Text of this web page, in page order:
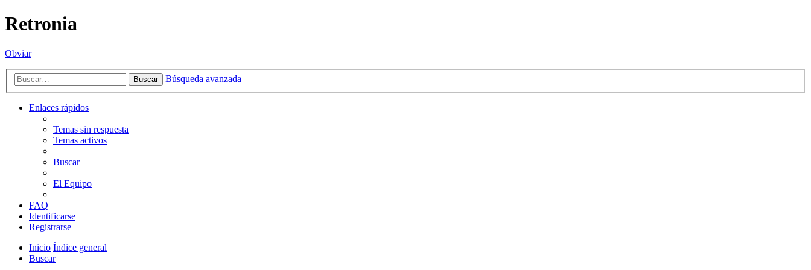
Retronia
Obviar
Buscar Búsqueda avanzada
Enlaces rápidos
Temas sin respuesta
Temas activos
Buscar
El Equipo
FAQ
Identificarse
Registrarse
Inicio Índice general
Buscar